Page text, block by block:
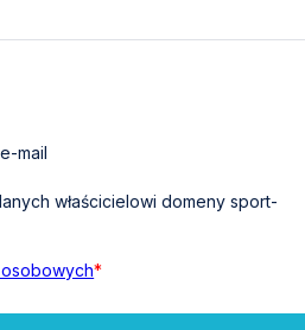
mail
właścicielowi domeny sport-
*